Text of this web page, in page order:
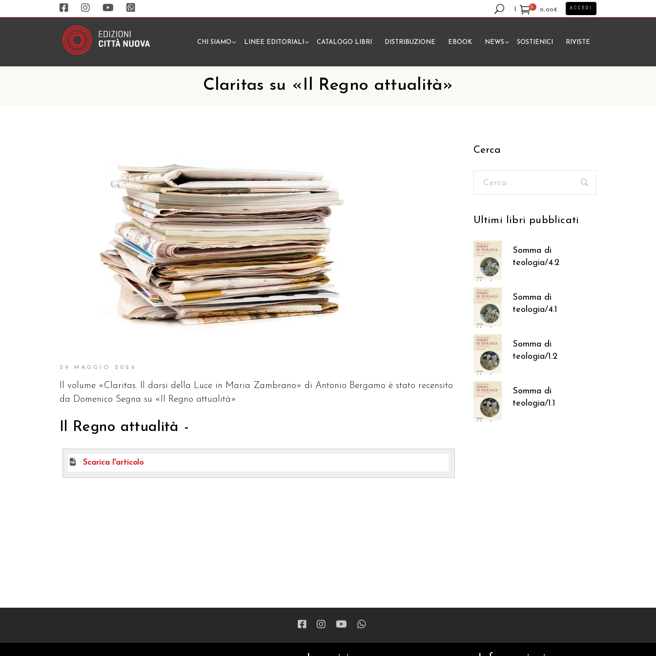
0
0,00€
Nessun prodotto nel carrello.
ACCEDI
CHI SIAMO LINEE EDITORIALI CATALOGO LIBRI DISTRIBUZIONE EBOOK NEWS SOSTIENICI RIVISTE
Claritas su «Il Regno attualità»
29 MAGGIO 2026
Il volume «Claritas. I l darsi della Luce in Maria Zambrano» di Antonio Bergamo è stato recensito
da Domenico Segna su «Il Regno attualità».
Il Regno attualità -
Scarica l'articolo
Cerca
Ultimi libri pubblicati
Somma di
teologia/4.2
37,05€
Somma di
teologia/4.1
37,05€
Somma di
teologia/1.2
37,05€
Somma di
teologia/1.1
37,05€